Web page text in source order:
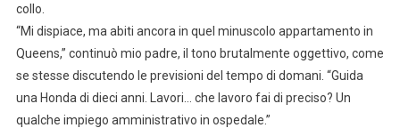
collo.
“Mi dispiace, ma abiti ancora in quel minuscolo appartamento in
Queens,” continuò mio padre, il tono brutalmente oggettivo, come
se stesse discutendo le previsioni del tempo di domani. “Guida
una Honda di dieci anni. Lavori… che lavoro fai di preciso? Un
qualche impiego amministrativo in ospedale.”